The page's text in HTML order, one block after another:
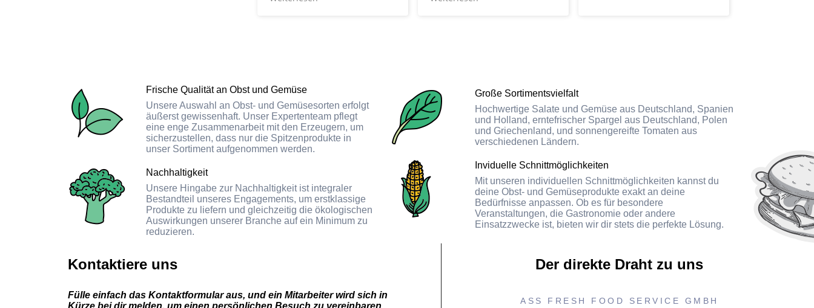
Außendienst auch immer
erreichbar, auch hier ein
großes Lob, weiter so...
Frische Qualität an Obst und Gemüse​
Unsere Auswahl an Obst- und Gemüsesorten erfolgt
äußerst gewissenhaft. Unser Expertenteam pflegt
eine enge Zusammenarbeit mit den Erzeugern, um
sicherzustellen, dass nur die Spitzenprodukte in
unser Sortiment aufgenommen werden.
Nachhaltigkeit
Unsere Hingabe zur Nachhaltigkeit ist integraler
Bestandteil unseres Engagements, um erstklassige
Produkte zu liefern und gleichzeitig die ökologischen
Auswirkungen unserer Branche auf ein Minimum zu
reduzieren.
Große Sortimentsvielfalt
Hochwertige Salate und Gemüse aus Deutschland, Spanien
und Holland, erntefrischer Spargel aus Deutschland, Polen
und Griechenland, und sonnengereifte Tomaten aus
verschiedenen Ländern.
Inviduelle Schnittmöglichkeiten
Mit unseren individuellen Schnittmöglichkeiten kannst du
deine Obst- und Gemüseprodukte exakt an deine
Bedürfnisse anpassen. Ob es für besondere
Veranstaltungen, die Gastronomie oder andere
Einsatzzwecke ist, bieten wir dir stets die perfekte Lösung.
Kontaktiere uns
Fülle einfach das Kontaktformular aus, und ein Mitarbeiter wird sich in
Kürze bei dir melden, um einen persönlichen Besuch zu vereinbaren
Der direkte Draht zu uns
ASS FRESH FOOD SERVICE GMBH